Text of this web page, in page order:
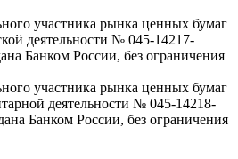
участника рынка ценных бумаг
деятельности № 045-14217-
Банком России, без ограничения
участника рынка ценных бумаг
деятельности № 045-14218-
Банком России, без ограничения